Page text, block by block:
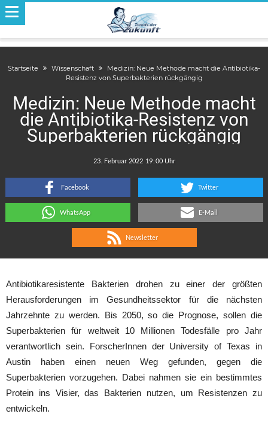
Startseite Wissenschaft
Medizin: Neue Methode macht die Antibiotika-
Resistenz von Superbakterien rückgängig
Medizin: Neue Methode macht
die Antibiotika-Resistenz von
Superbakterien rückgängig
:
Facebook Twitter
WhatsApp E-Mail
Newsletter
Antibiotikaresistente Bakterien drohen zu einer der größten
Herausforderungen im Gesundheitssektor für die nächsten
Jahrzehnte zu werden. Bis 2050, so die Prognose, sollen die
Superbakterien für weltweit 10 Millionen Todesfälle pro Jahr
verantwortlich sein. ForscherInnen der University of Texas in
Austin haben einen neuen Weg gefunden, gegen die
Superbakterien vorzugehen. Dabei nahmen sie ein bestimmtes
Protein ins Visier, das Bakterien nutzen, um Resistenzen zu
entwickeln.